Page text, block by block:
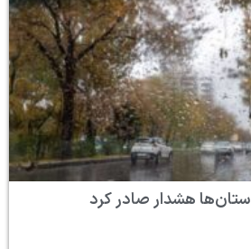
هشدار صادر کرد